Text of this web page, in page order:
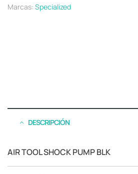
Marcas: Specialized
DESCRIPCIÓN
AIR TOOL SHOCK PUMP BLK